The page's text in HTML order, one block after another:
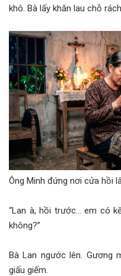
khô. Bà lấy khăn lau chỗ
Ông Minh đứng nơi cửa hồi
“Lan à, hồi trước… em có
không?”
Bà Lan ngước lên. Gương
giấu giếm.